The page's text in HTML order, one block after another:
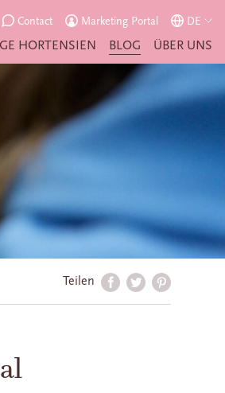
HORTENSIEN BLOG ÜBER UNS
Contact Marketing Portal DE
Teilen